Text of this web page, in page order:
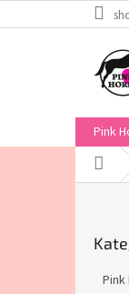
na
Pink
Pink